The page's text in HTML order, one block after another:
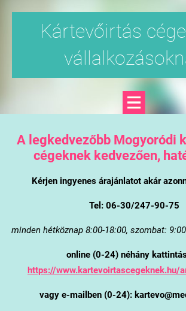
Kártevőirtás
A legkedvezőbb Mogyoródi
cégeknek kedvezően,
Kérjen ingyenes árajánlatot akár
Tel: 06-30/247-90-75
minden hétköznap 8:00-18:00, szombat:
online (0-24) néhány
https://www.kartevoirtascegeknek.hu/
vagy e-mailben (0-24):